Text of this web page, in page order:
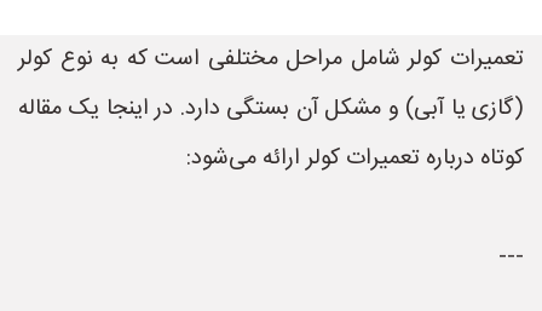
تعمیرات کولر شامل مراحل مختلفی است که به نوع کولر
(گازی یا آبی) و مشکل آن بستگی دارد. در اینجا یک مقاله
کوتاه درباره تعمیرات کولر ارائه می‌شود:
---